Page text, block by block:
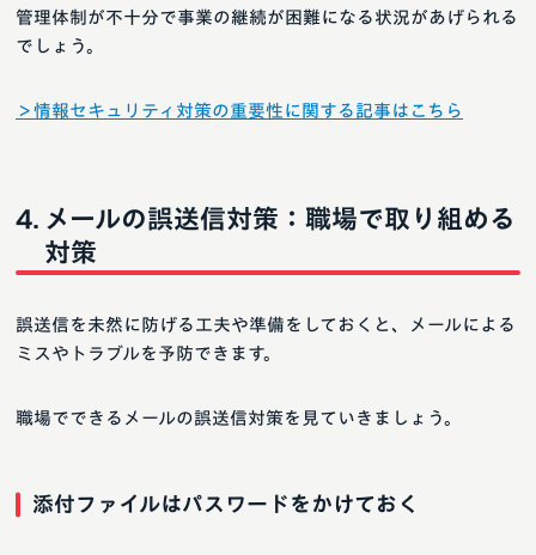
管理体制が不十分で事業の継続が困難になる状況があげられる
でしょう。
＞情報セキュリティ対策の重要性に関する記事はこちら
メールの誤送信対策：職場で取り組める
対策
誤送信を未然に防げる工夫や準備をしておくと、メールによる
ミスやトラブルを予防できます。
職場でできるメールの誤送信対策を見ていきましょう。
添付ファイルはパスワードをかけておく